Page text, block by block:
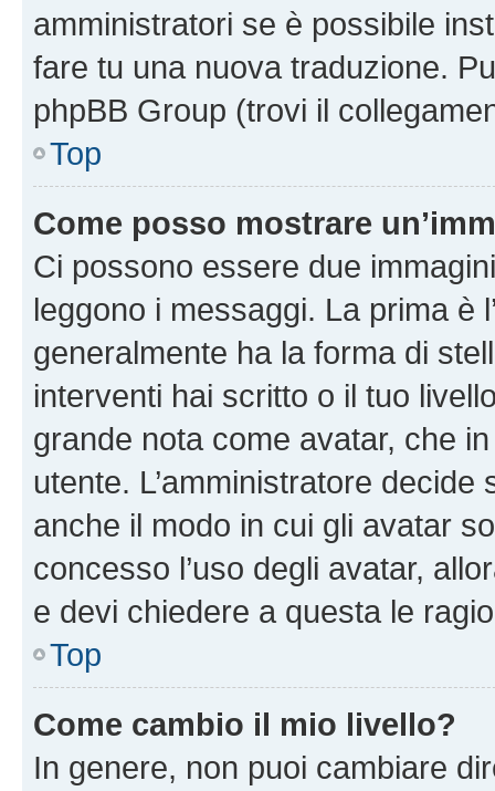
amministratori se è possibile
fare tu una nuova traduzione.
phpBB Group (trovi il
Top
Come posso mostrare
Ci possono essere due
leggono i messaggi. La prima è
generalmente ha la forma di
interventi hai scritto o il tuo
grande nota come avatar, che
utente. L’amministratore
anche il modo in cui gli avatar
concesso l’uso degli avatar,
e devi chiedere a questa le
Top
Come cambio il mio livello?
In genere, non puoi cambiare